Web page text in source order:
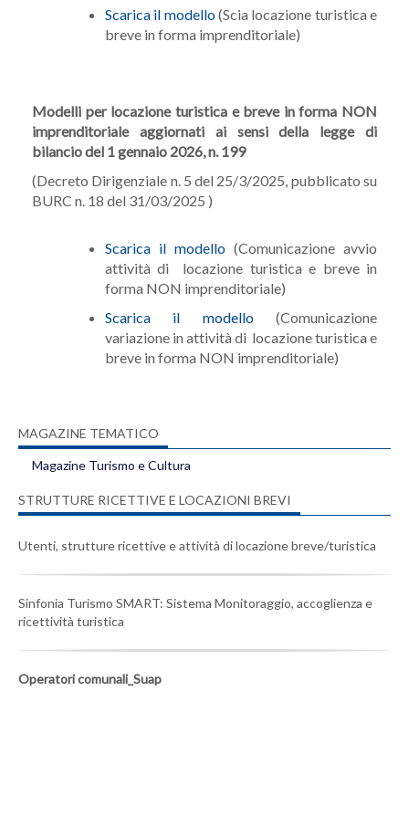
Scarica il modello(Scia locazione turistica e
breve in forma imprenditoriale)
Modelli per locazione turistica e breve in forma NON
imprenditoriale aggiornati ai sensi della legge di
bilancio del 1 gennaio 2026, n. 199
(Decreto Dirigenziale n. 5 del 25/3/2025, pubblicato su
BURC n. 18 del 31/03/2025 )
Scarica il modello (Comunicazione avvio
attività di locazione turistica e breve in
forma NON imprenditoriale)
Scarica il modello(Comunicazione
variazione in attività di locazione turistica e
breve in forma NON imprenditoriale)
MAGAZINE TEMATICO
Magazine Turismo e Cultura
STRUTTURE RICETTIVE E LOCAZIONI BREVI
Utenti, strutture ricettive e attività di locazione breve/turistica
Sinfonia Turismo SMART: Sistema Monitoraggio, accoglienza e
ricettività turistica
Operatori comunali_Suap